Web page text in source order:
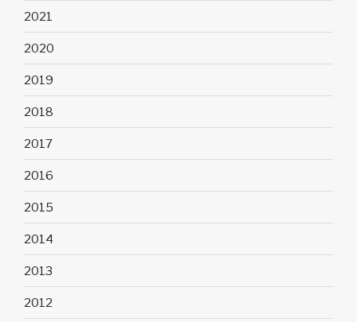
2021
2020
2019
2018
2017
2016
2015
2014
2013
2012